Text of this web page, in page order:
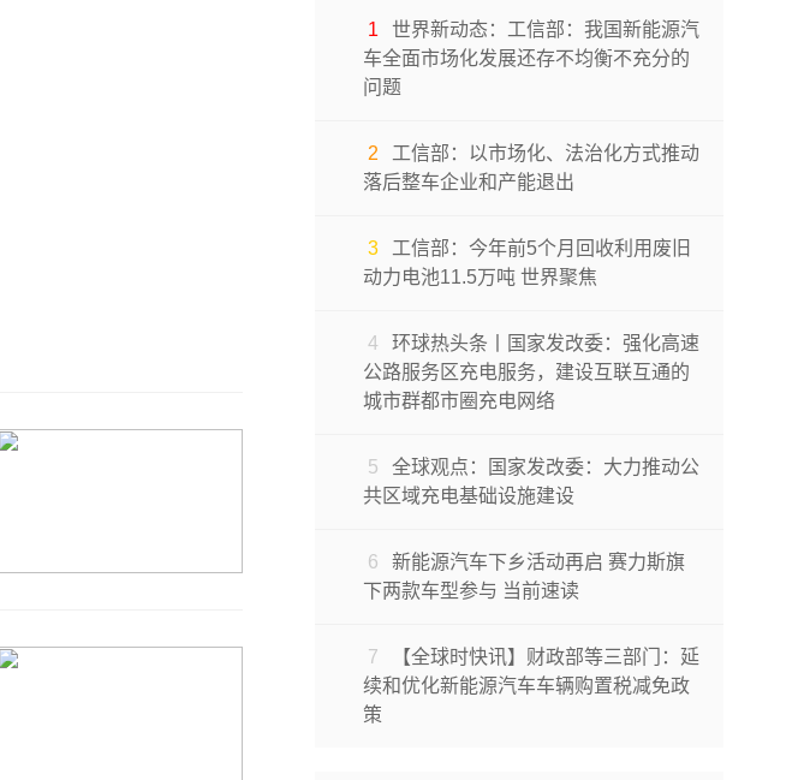
1
世界新动态：工信部：我国新能源汽
车全面市场化发展还存不均衡不充分的
问题
2
工信部：以市场化、法治化方式推动
落后整车企业和产能退出
3
工信部：今年前5个月回收利用废旧
动力电池11.5万吨 世界聚焦
4
环球热头条丨国家发改委：强化高速
公路服务区充电服务，建设互联互通的
城市群都市圈充电网络
5
全球观点：国家发改委：大力推动公
共区域充电基础设施建设
6
新能源汽车下乡活动再启 赛力斯旗
下两款车型参与 当前速读
7
【全球时快讯】财政部等三部门：延
续和优化新能源汽车车辆购置税减免政
策